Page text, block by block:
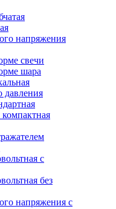
напряжения
свечи
шара
давления
с
без
напряжения с